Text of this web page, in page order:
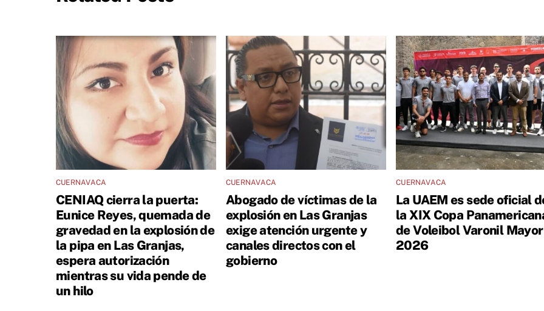
CUERNAVACA
CENIAQ cierra la puerta:
Eunice Reyes, quemada de
gravedad en la explosión de
la pipa en Las Granjas,
espera autorización
mientras su vida pende de
un hilo
CUERNAVACA
Abogado de víctimas de la
explosión en Las Granjas
exige atención urgente y
canales directos con el
gobierno
CUERNAVACA
La UAEM es sede oficial
la XIX Copa
de Voleibol Varonil Mayor
2026